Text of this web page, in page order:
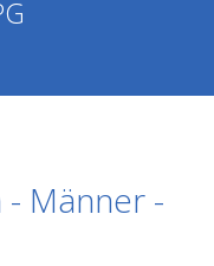
Männer -